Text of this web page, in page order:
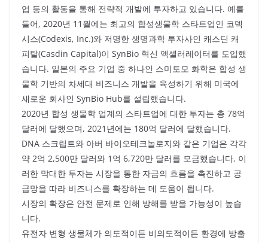
업 등의 활동을 통해 전략적 개발에 투자하고 있습니다. 예를
들어, 2020년 11월에는 최고의 합성생물학 스타트업인 코덱
시스(Codexis, Inc.)와 저명한 생명과학 투자사인 캐스딘 캐
피탈(Casdin Capital)이 SynBio 혁신 액셀러레이터를 도입했
습니다. 일본의 주요 기업 중 하나인 스미토모 화학은 합성 생
물학 기반의 차세대 비즈니스 개발을 육성하기 위해 미국에
새로운 회사인 SynBio Hub를 설립했습니다.
2020년 합성 생물학 업계의 스타트업에 대한 투자는 총 78억
달러에 달했으며, 2021년에는 180억 달러에 달했습니다.
DNA 스크립트와 아버 바이오테크놀로지와 같은 기업은 각각
약 2억 2,500만 달러와 1억 6,720만 달러를 모금했습니다. 이
러한 막대한 투자는 시장을 통한 자금의 흐름을 촉진하고 공
급망을 따라 비즈니스를 확장하는 데 도움이 됩니다.
시장의 확장은 안전 문제로 인해 방해를 받을 가능성이 높습
니다.
유전자 변형 생물체가 의도적이든 비의도적이든 환경에 방출